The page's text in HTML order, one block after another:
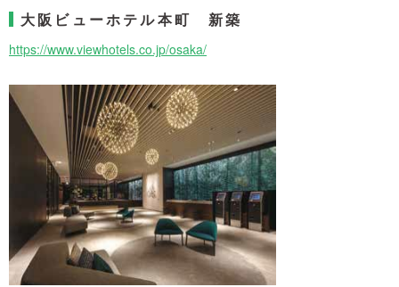
大阪ビューホテル本町 新築
https://www.viewhotels.co.jp/osaka/